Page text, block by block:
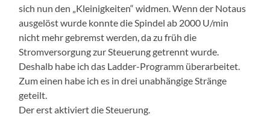
sich nun den „Kleinigkeiten“ widmen. Wenn der Notaus
ausgelöst wurde konnte die Spindel ab 2000 U/min
nicht mehr gebremst werden, da zu früh die
Stromversorgung zur Steuerung getrennt wurde.
Deshalb habe ich das Ladder-Programm überarbeitet.
Zum einen habe ich es in drei unabhängige Stränge
geteilt.
Der erst aktiviert die Steuerung.